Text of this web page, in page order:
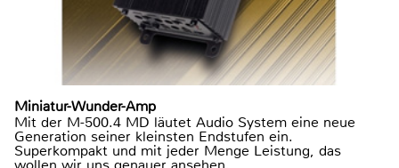
Miniatur-Wunder-Amp
Mit der M-500.4 MD läutet Audio System eine neue
Generation seiner kleinsten Endstufen ein.
Superkompakt und mit jeder Menge Leistung, das